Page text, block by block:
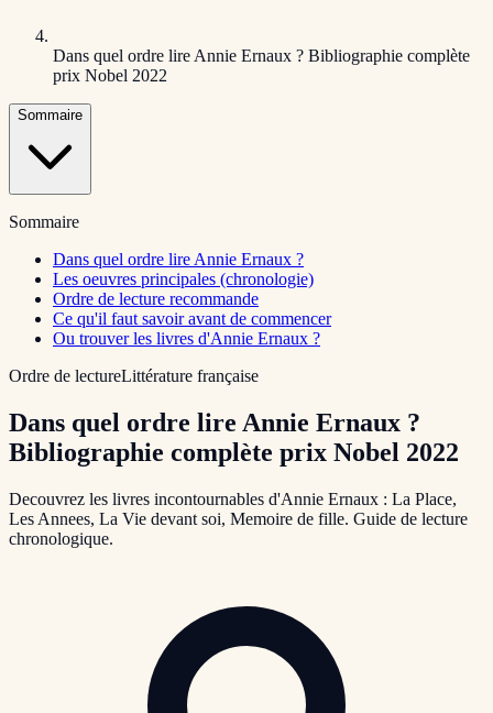
Dans quel ordre lire Annie Ernaux ? Bibliographie complète
prix Nobel 2022
Sommaire
Sommaire
Dans quel ordre lire Annie Ernaux ?
Les oeuvres principales (chronologie)
Ordre de lecture recommande
Ce qu'il faut savoir avant de commencer
Ou trouver les livres d'Annie Ernaux ?
Ordre de lectureLittérature française
Dans quel ordre lire Annie Ernaux ?
Bibliographie complète prix Nobel 2022
Decouvrez les livres incontournables d'Annie Ernaux : La Place,
Les Annees, La Vie devant soi, Memoire de fille. Guide de lecture
chronologique.